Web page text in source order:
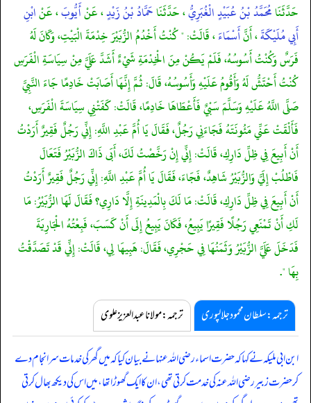
حَدَّثَنَامُحَمَّدُ بْنُ عُبَيْدٍ الْغُبَرِيُّ، حَدَّثَنَاحَمَّادُ بْنُ زَيْدٍ، عَنْأَيُّوبَ، عَنْابْنِ
أَبِي مُلَيْكَةَ، أَنَّأَسْمَاءَ، قَالَتْ: " كُنْتُ أَخْدُمُ الزُّبَيْرَ خِدْمَةَ الْبَيْتِ، وَكَانَ لَهُ
فَرَسٌ وَكُنْتُ أَسُوسُهُ، فَلَمْ يَكُنْ مِنَ الْخِدْمَةِ شَيْءٌ أَشَدَّ عَلَيَّ مِنْ سِيَاسَةِ الْفَرَسِ
كُنْتُ أَحْتَشُّ لَهُ وَأَقُومُ عَلَيْهِ وَأَسُوسُهُ، قَالَ: ثُمَّ إِنَّهَا أَصَابَتْ خَادِمًا جَاءَ النَّبِيَّ
صَلَّى اللَّهُ عَلَيْهِ وَسَلَّمَ سَبْيٌ فَأَعْطَاهَا خَادِمًا، قَالَتْ: كَفَتْنِي سِيَاسَةَ الْفَرَسِ،
فَأَلْقَتْ عَنِّي مَئُونَتَهُ فَجَاءَنِي رَجُلٌ، فَقَالَ يَا أُمَّ عَبْدِ اللَّهِ: إِنِّي رَجُلٌ فَقِيرٌ أَرَدْتُ
أَنْ أَبِيعَ فِي ظِلِّ دَارِكِ، قَالَتْ: إِنِّي إِنْ رَخَّصْتُ لَكَ، أَبَى ذَاكَ الزُّبَيْرُ فَتَعَالَ
فَاطْلُبْ إِلَيَّ وَالزُّبَيْرُ شَاهِدٌ، فَجَاءَ، فَقَالَ يَا أُمَّ عَبْدِ اللَّهِ: إِنِّي رَجُلٌ فَقِيرٌ أَرَدْتُ
أَنْ أَبِيعَ فِي ظِلِّ دَارِكِ، قَالَتْ: مَا لَكَ بِالْمَدِينَةِ إِلَّا دَارِي؟ فَقَالَ لَهَا الزُّبَيْرُ: مَا
لَكِ أَنْ تَمْنَعِي رَجُلًا فَقِيرًا يَبِيعُ، فَكَانَ يَبِيعُ إِلَى أَنْ كَسَبَ، فَبِعْتُهُ الْجَارِيَةَ
فَدَخَلَ عَلَيَّ الزُّبَيْرُ وَثَمَنُهَا فِي حَجْرِي، فَقَالَ: هَبِيهَا لِي، قَالَتْ: إِنِّي قَدْ تَصَدَّقْتُ
بِهَا ".
ترجمہ:سلطان محمود جلالپوری ترجمہ:مولانا عبدالعزیز علوی
ابن ابی ملیکہ نے کہا کہ حضرت اسماء رضی اللہ عنہا نے بیان کیا کہ میں گھر کی خدمات سر انجام دے
کر حضرت زبیر رضی اللہ عنہ کی خدمت کرتی تھی، ان کا ایک گھوڑا تھا، میں اس کی دیکھ بھال کرتی